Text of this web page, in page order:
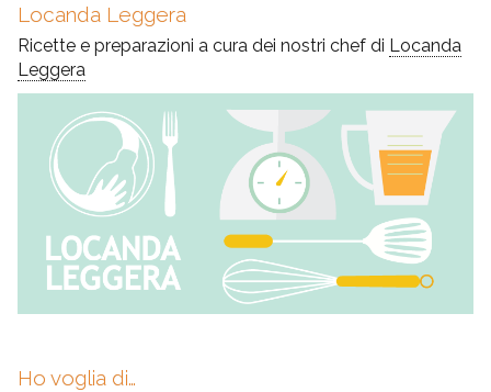
Locanda Leggera
Ricette e preparazioni a cura dei nostri chef di Locanda
Leggera
Ho voglia di…